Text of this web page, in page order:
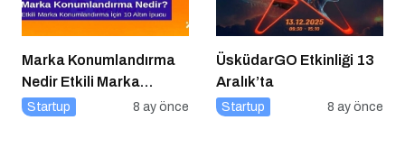
Marka Konumlandırma
Nedir Etkili Marka
Konumlandırma İçin 10
Startup 8 ay önce
ÜsküdarGO Etkinliği 13
Aralık’ta
Startup 8 ay önce